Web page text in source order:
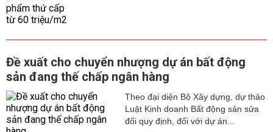
Đề xuất cho chuyển nhượng dự án bất động
sản đang thế chấp ngân hàng
Theo đại diện Bộ Xây dựng, dự thảo
Luật Kinh doanh Bất động sản sửa
đổi quy định, đối với dự án...